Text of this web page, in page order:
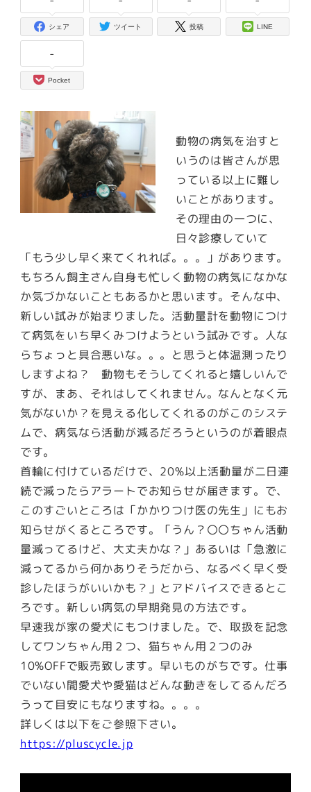
シェア ツイート 投稿 LINE
-
Pocket
動物の病気を治すと
いうのは皆さんが思
っている以上に難し
いことがあります。
その理由の一つに、
日々診療していて
「もう少し早く来てくれれば。。。」があります。
もちろん飼主さん自身も忙しく動物の病気になかな
か気づかないこともあるかと思います。そんな中、
新しい試みが始まりました。活動量計を動物につけ
て病気をいち早くみつけようという試みです。人な
らちょっと具合悪いな。。。と思うと体温測ったり
しますよね？ 動物もそうしてくれると嬉しいんで
すが、まあ、それはしてくれません。なんとなく元
気がないか？を見える化してくれるのがこのシステ
ムで、病気なら活動が減るだろうというのが着眼点
です。
首輪に付けているだけで、20%以上活動量が二日連
続で減ったらアラートでお知らせが届きます。で、
このすごいところは「かかりつけ医の先生」にもお
知らせがくるところです。「うん？〇〇ちゃん活動
量減ってるけど、大丈夫かな？」あるいは「急激に
減ってるから何かありそうだから、なるべく早く受
診したほうがいいかも？」とアドバイスできるとこ
ろです。新しい病気の早期発見の方法です。
早速我が家の愛犬にもつけました。で、取扱を記念
してワンちゃん用２つ、猫ちゃん用２つのみ
10%OFFで販売致します。早いものがちです。仕事
でいない間愛犬や愛猫はどんな動きをしてるんだろ
うって目安にもなりますね。。。。
詳しくは以下をご参照下さい。
https://pluscycle.jp